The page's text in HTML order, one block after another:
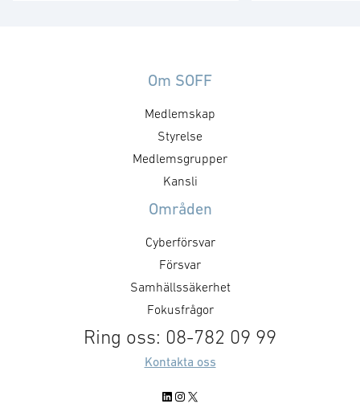
understryker vårt åtagande att
spanings- och ledningsförmåga
för flera domäner. Det växande
intresset för GlobalEye på den
globala marknaden visar att
Om SOFF
Medlemskap
Styrelse
Medlemsgrupper
Kansli
Områden
Cyberförsvar
Försvar
Samhällssäkerhet
Fokusfrågor
Ring oss: 08-782 09 99
Kontakta oss
LinkedIn
Instagram
X